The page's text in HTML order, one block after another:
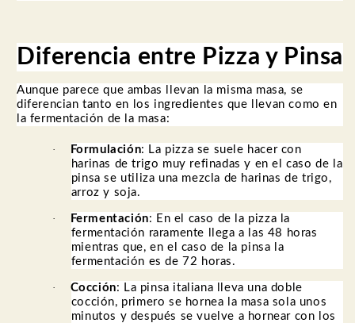
Diferencia entre Pizza y Pinsa
Aunque parece que ambas llevan la misma masa, se
diferencian tanto en los ingredientes que llevan como en
la fermentación de la masa:
· Formulación: La pizza se suele hacer con
harinas de trigo muy refinadas y en el caso de la
pinsa se utiliza una mezcla de harinas de trigo,
arroz y soja.
· Fermentación: En el caso de la pizza la
fermentación raramente llega a las 48 horas
mientras que, en el caso de la pinsa la
fermentación es de 72 horas.
· Cocción: La pinsa italiana lleva una doble
cocción, primero se hornea la masa sola unos
minutos y después se vuelve a hornear con los